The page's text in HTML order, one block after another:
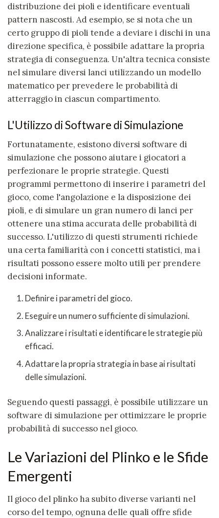
distribuzione dei pioli e identificare eventuali
pattern nascosti. Ad esempio, se si nota che un
certo gruppo di pioli tende a deviare i dischi in una
direzione specifica, è possibile adattare la propria
strategia di conseguenza. Un'altra tecnica consiste
nel simulare diversi lanci utilizzando un modello
matematico per prevedere le probabilità di
atterraggio in ciascun compartimento.
L'Utilizzo di Software di Simulazione
Fortunatamente, esistono diversi software di
simulazione che possono aiutare i giocatori a
perfezionare le proprie strategie. Questi
programmi permettono di inserire i parametri del
gioco, come l'angolazione e la disposizione dei
pioli, e di simulare un gran numero di lanci per
ottenere una stima accurata delle probabilità di
successo. L'utilizzo di questi strumenti richiede
una certa familiarità con i concetti statistici, ma i
risultati possono essere molto utili per prendere
decisioni informate.
Definire i parametri del gioco.
Eseguire un numero sufficiente di simulazioni.
Analizzare i risultati e identificare le strategie più
efficaci.
Adattare la propria strategia in base ai risultati
delle simulazioni.
Seguendo questi passaggi, è possibile utilizzare un
software di simulazione per ottimizzare le proprie
probabilità di successo nel gioco.
Le Variazioni del Plinko e le Sfide
Emergenti
Il gioco del plinkoha subito diverse varianti nel
corso del tempo, ognuna delle quali offre sfide